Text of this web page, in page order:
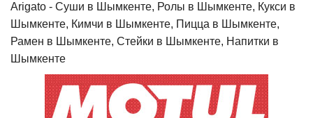
Arigato - Cуши в Шымкенте, Ролы в Шымкенте, Кукси в
Шымкенте, Кимчи в Шымкенте, Пицца в Шымкенте,
Рамен в Шымкенте, Стейки в Шымкенте, Напитки в
Шымкенте